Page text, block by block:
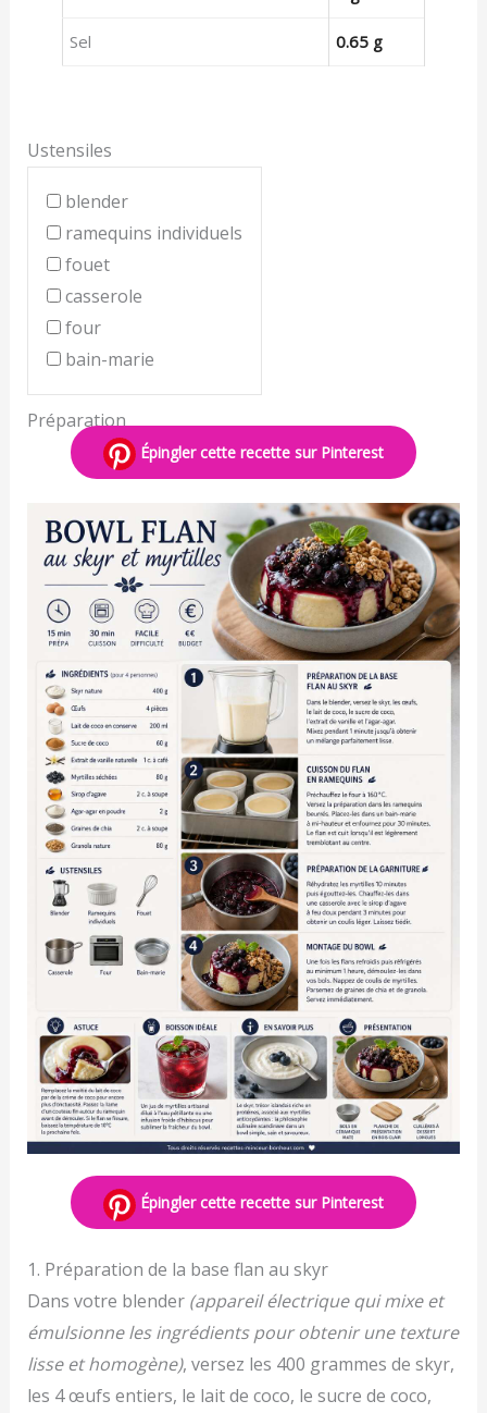
Sel 0.65 g
Ustensiles
blender
ramequins individuels
fouet
casserole
four
bain-marie
Préparation
Épingler cette recette sur Pinterest
Épingler cette recette sur Pinterest
1. Préparation de la base flan au skyr
Dans votre blender (appareil électrique qui mixe et
émulsionne les ingrédients pour obtenir une texture
lisse et homogène), versez les 400 grammes de skyr,
les 4 œufs entiers, le lait de coco, le sucre de coco,